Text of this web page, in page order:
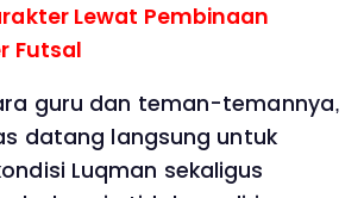
Lewat Pembinaan
Futsal
guru dan teman-temannya,
datang langsung untuk
Luqman sekaligus